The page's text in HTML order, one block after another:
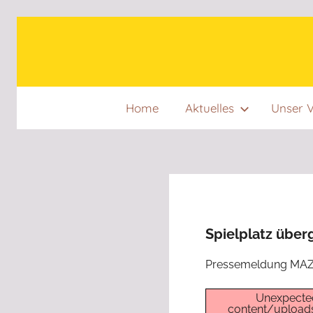
Home Aktuelles Unser
Spielplatz
Pressemeldung
content/